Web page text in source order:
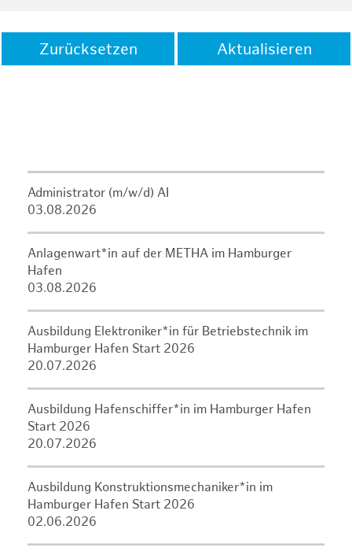
Zurücksetzen Aktualisieren
Administrator (m/w/d) AI
03.08.2026
Anlagenwart*in auf der METHA im Hamburger
Hafen
03.08.2026
Ausbildung Elektroniker*in für Betriebstechnik im
Hamburger Hafen Start 2026
20.07.2026
Ausbildung Hafenschiffer*in im Hamburger Hafen
Start 2026
20.07.2026
Ausbildung Konstruktionsmechaniker*in im
Hamburger Hafen Start 2026
02.06.2026